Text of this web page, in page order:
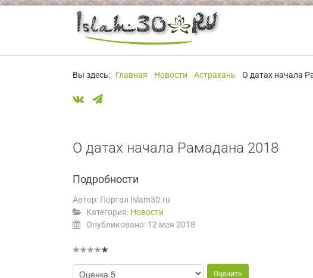
Вы здесь: Главная Новости Астрахань О датах начала
О датах начала Рамадана 2018
Подробности
Автор: Портал Islam30.ru
Категория: Новости
Опубликовано: 12 мая 2018